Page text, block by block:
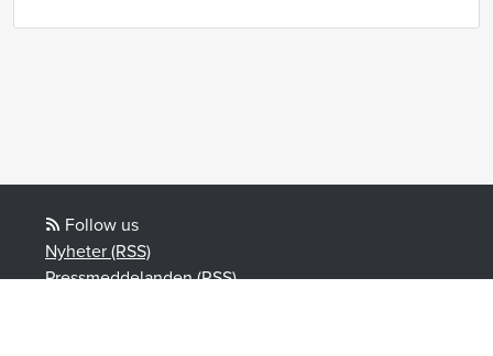
Follow us
Nyheter (RSS)
Pressmeddelanden (RSS)